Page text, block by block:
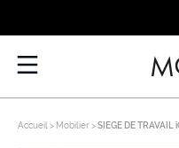
Accueil Mobilier SIEGE DE TRAVAIL